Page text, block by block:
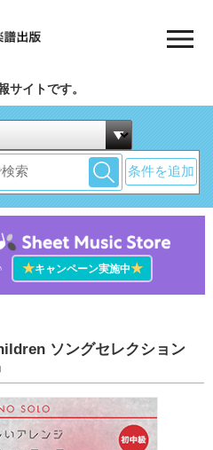
サイトです。
条件を追加
★キャンペーン実施中★
ソングセレクション